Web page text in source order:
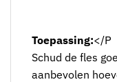
Toepassing:</P
Schud de fles
aanbevolen